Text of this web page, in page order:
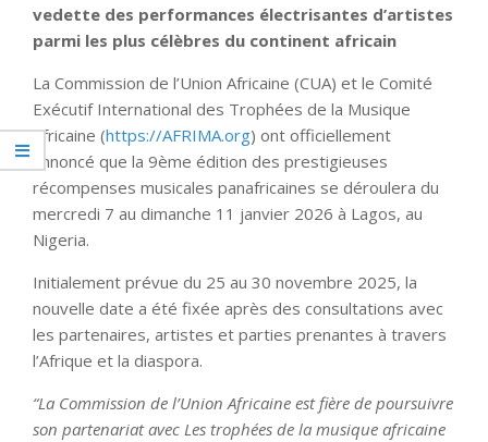
vedette des performances électrisantes d’artistes
parmi les plus célèbres du continent africain
La Commission de l’Union Africaine (CUA) et le Comité
Exécutif International des Trophées de la Musique
Africaine (https://AFRIMA.org) ont officiellement
annoncé que la 9ème édition des prestigieuses
récompenses musicales panafricaines se déroulera du
mercredi 7 au dimanche 11 janvier 2026 à Lagos, au
Nigeria.
Initialement prévue du 25 au 30 novembre 2025, la
nouvelle date a été fixée après des consultations avec
les partenaires, artistes et parties prenantes à travers
l’Afrique et la diaspora.
“La Commission de l’Union Africaine est fière de poursuivre
son partenariat avec Les trophées de la musique africaine